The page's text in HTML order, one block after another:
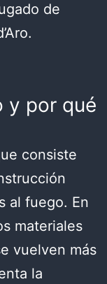
de
y por qué
consiste
al fuego. En
materiales
vuelven más
la